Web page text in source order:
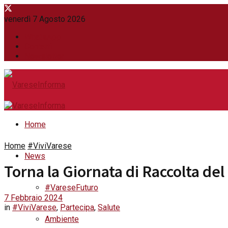
venerdì 7 Agosto 2026
Home
News
#VareseFuturo
Ambiente
Home #ViviVarese
Torna la Giornata di Raccolta
7 Febbraio 2024
in #ViviVarese, Partecipa, Salute